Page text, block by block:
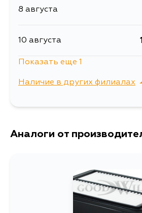
8 августа
10 августа
Показать еще 1
Наличие в других филиалах
г. Владивосток,
Аналоги от